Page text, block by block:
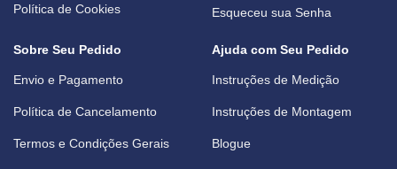
Política de Cookies
Esqueceu sua Senha
Sobre Seu Pedido
Envio e Pagamento
Política de Cancelamento
Termos e Condições Gerais
Ajuda com Seu Pedido
Instruções de Medição
Instruções de Montagem
Blogue